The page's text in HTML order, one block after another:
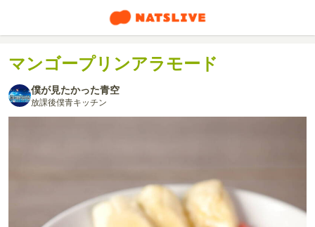
マンゴープリンアラモード
僕が見たかった青空
放課後僕青キッチン